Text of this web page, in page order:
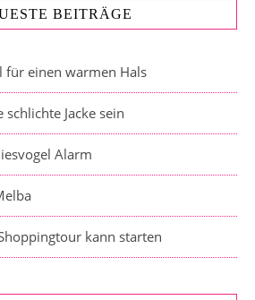
BEITRÄGE
für einen warmen Hals
Jacke sein
Alarm
kann starten